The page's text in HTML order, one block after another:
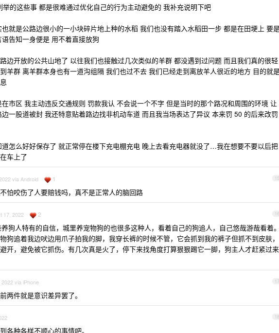
举的这些事 都是很难通过优化自己的行为主动避免的 我补充说明下吧
就是公路边很小的一小块碎片地上种的水稻 我们也没有踏入水稻田一步 都是在田埂上 要
告知一身便是 用不着直接放狗
边开放的公共山地了 以往我们也接触过几次类似的羊群 都没遇到过问题 而且我们真的很轻
羊群 离羊群本身也有一道沟组隔 我们也过不去 我们已经走到离放羊人很近的地方 目的就
市区 我主动违反交通规则 罚款我认 不会说一个不字 但是当时的那个路况和周围的环境 让
一股道被封 我还特意贴着路边找非机动车道 而且我当场表达了异议 本来罚 50 的后来改罚
怎么好好保存了 就正常停在楼下充电棚充电 晚上去看充电器就没了…我在想要不要以后把
车上了
15
via Android 1
怕咬伤了人要赔钱吗，真不是正常人的脑回路
16
17, 2022 2
狗人特有的自信，城里养宠物狗的也很多这种人，看着自己的狗追人，自己悠哉游哉看着
狗追着我边吠边用爪子拍我的脚，我穿长裤的时候不管，它会抓到我的裤子但抓不到皮肤，
开，避免被它抓伤。有几次真是火了，停下来找角度打算狠狠踢它一脚，狗主人才赶紧过来
17
via iPhone
两件就是意识差异罢了。
18
各种各样不顺心的事情吧。